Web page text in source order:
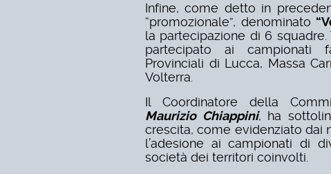
Infine, come detto in
“promozionale”, denominato
la partecipazione di 6
partecipato ai campionati
Provinciali di Lucca, Massa
Volterra.
Il Coordinatore della
Maurizio Chiappini, ha
crescita, come evidenziato dai
l’adesione ai campionati di
società dei territori coinvolti.